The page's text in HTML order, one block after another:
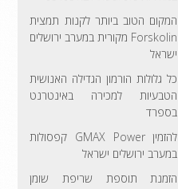
המקום הטוב ביותר לקנות תמצית
Forskolin מקורית במערב ירושלים
ישראל
כל גלולות הורמון הגדילה האנושית
הטבעיות למכירה באינטרנט
בספרד
להזמין GMAX Power קפסולות
במערב ירושלים ישראל
הזמנת תוספת שריפת שומן